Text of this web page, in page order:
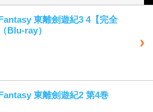
東離劍遊紀3 4【完全
Blu-ray）
東離劍遊紀2 第4巻